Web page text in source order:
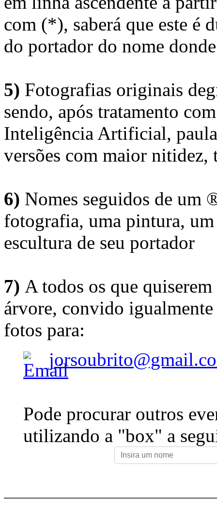
com (*), saberá que este é
do portador do nome
5) Fotografias originais
sendo, após tratamento
Inteligência Artificial,
versões com maior nitidez,
6) Nomes seguidos de um
fotografia, uma pintura,
escultura de seu portador
7) A todos os que
árvore, convido
fotos para:
Pode procurar outros
utilizando a "box" a